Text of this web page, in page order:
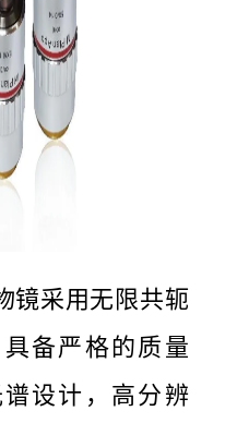
镜采用无限共轭
备严格的质量
设计，高分辨